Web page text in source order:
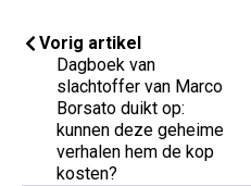
Vorig artikel
Dagboek van
slachtoffer van Marco
Borsato duikt op:
kunnen deze geheime
verhalen hem de kop
kosten?